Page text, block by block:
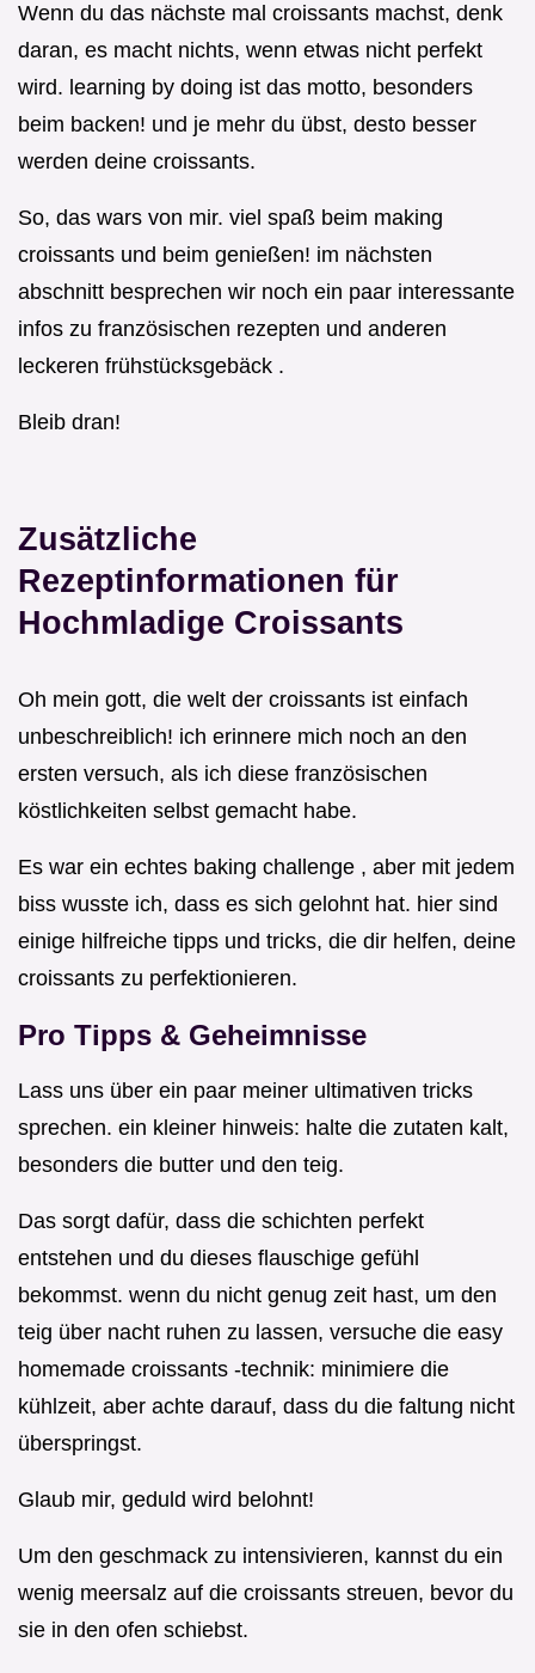
Wenn du das nächste mal croissants machst, denk
daran, es macht nichts, wenn etwas nicht perfekt
wird. learning by doing ist das motto, besonders
beim backen! und je mehr du übst, desto besser
werden deine croissants.
So, das wars von mir. viel spaß beim making
croissants und beim genießen! im nächsten
abschnitt besprechen wir noch ein paar interessante
infos zu französischen rezepten und anderen
leckeren frühstücksgebäck .
Bleib dran!
Zusätzliche
Rezeptinformationen für
Hochmladige Croissants
Oh mein gott, die welt der croissants ist einfach
unbeschreiblich! ich erinnere mich noch an den
ersten versuch, als ich diese französischen
köstlichkeiten selbst gemacht habe.
Es war ein echtes baking challenge , aber mit jedem
biss wusste ich, dass es sich gelohnt hat. hier sind
einige hilfreiche tipps und tricks, die dir helfen, deine
croissants zu perfektionieren.
Pro Tipps & Geheimnisse
Lass uns über ein paar meiner ultimativen tricks
sprechen. ein kleiner hinweis: halte die zutaten kalt,
besonders die butter und den teig.
Das sorgt dafür, dass die schichten perfekt
entstehen und du dieses flauschige gefühl
bekommst. wenn du nicht genug zeit hast, um den
teig über nacht ruhen zu lassen, versuche die easy
homemade croissants -technik: minimiere die
kühlzeit, aber achte darauf, dass du die faltung nicht
überspringst.
Glaub mir, geduld wird belohnt!
Um den geschmack zu intensivieren, kannst du ein
wenig meersalz auf die croissants streuen, bevor du
sie in den ofen schiebst.